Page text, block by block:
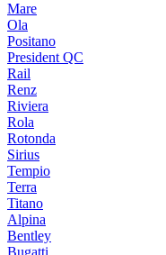
Mare
Ola
Positano
President QC
Rail
Renz
Riviera
Rola
Rotonda
Sirius
Tempio
Terra
Titano
Alpina
Bentley
Bugatti